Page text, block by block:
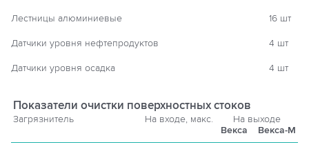
Лестницы алюминиевые 16 шт
Датчики уровня нефтепродуктов 4 шт
Датчики уровня осадка 4 шт
Показатели очистки поверхностных стоков
Загрязнитель На входе, макс.
На выходе
Векса
Векса-М